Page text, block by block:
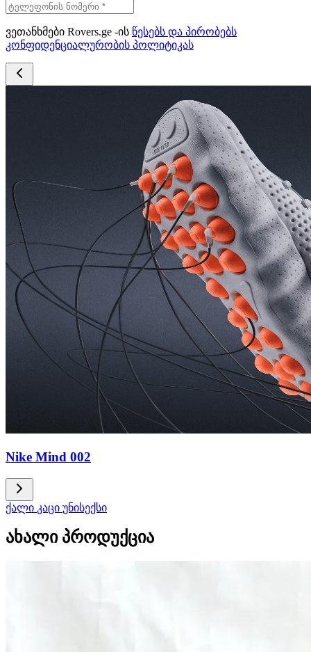
ვეთანხმები Rovers.ge -ის წესებს და პირობებს
კონფიდენციალურობის პოლიტიკას
Nike Mind 002
ქალი კაცი უნისექსი
ახალი პროდუქცია